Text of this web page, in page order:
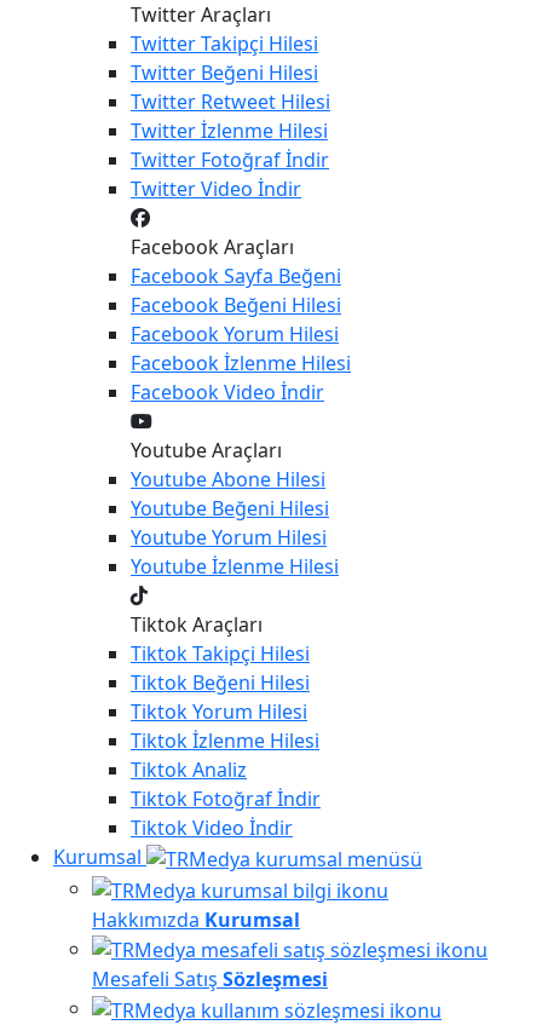
Twitter Araçları
TwitterTakipçi Hilesi
Twitter Beğeni Hilesi
Twitter Retweet Hilesi
Twitterİzlenme Hilesi
Twitter Fotoğraf İndir
TwitterVideo İndir
Facebook Araçları
FacebookSayfa Beğeni
Facebook Beğeni Hilesi
FacebookYorum Hilesi
Facebookİzlenme Hilesi
FacebookVideo İndir
Youtube Araçları
YoutubeAbone Hilesi
Youtube Beğeni Hilesi
YoutubeYorum Hilesi
Youtubeİzlenme Hilesi
Tiktok Araçları
TiktokTakipçi Hilesi
Tiktok Beğeni Hilesi
TiktokYorum Hilesi
Tiktokİzlenme Hilesi
TiktokAnaliz
Tiktok Fotoğraf İndir
TiktokVideo İndir
Kurumsal
Hakkımızda Kurumsal
Mesafeli Satış Sözleşmesi